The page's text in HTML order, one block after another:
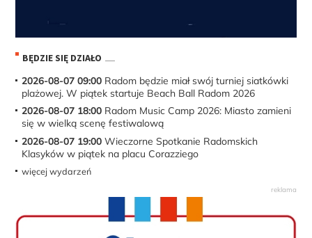
BĘDZIE SIĘ DZIAŁO
2026-08-07 09:00 Radom będzie miał swój turniej siatkówki
plażowej. W piątek startuje Beach Ball Radom 2026
2026-08-07 18:00 Radom Music Camp 2026: Miasto zamieni
się w wielką scenę festiwalową
2026-08-07 19:00 Wieczorne Spotkanie Radomskich
Klasyków w piątek na placu Corazziego
więcej wydarzeń